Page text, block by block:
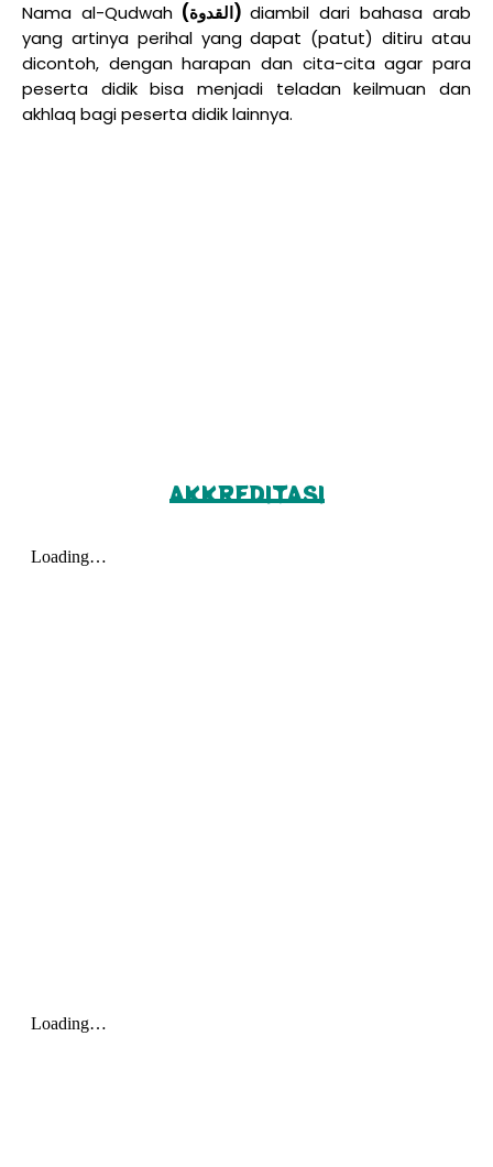
Nama al-Qudwah (القدوة) diambil dari bahasa arab
yang artinya perihal yang dapat (patut) ditiru atau
dicontoh, dengan harapan dan cita-cita agar para
peserta didik bisa menjadi teladan keilmuan dan
akhlaq bagi peserta didik lainnya.
AKKREDITASI